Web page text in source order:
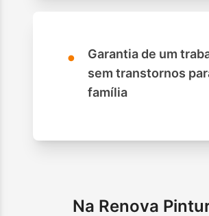
•
Garantia de um
sem transtornos
família
Na Renova